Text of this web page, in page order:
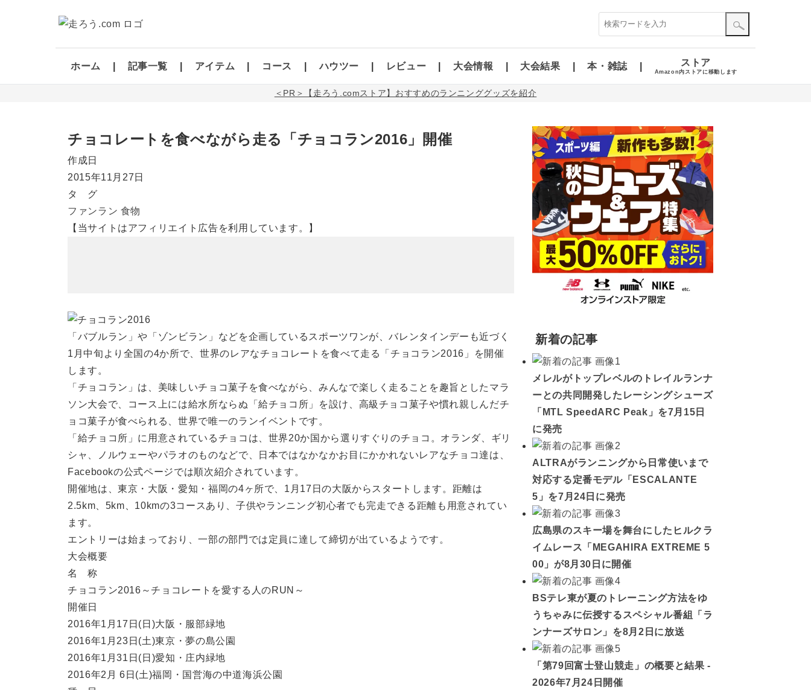
ホーム 記事一覧 アイテム コース ハウツー レビュー 大会情報 大会結果 本・雑誌 ストア
Amazon内ストアに移動します
＜PR＞【走ろう.comストア】おすすめのランニンググッズを紹介
チョコレートを食べながら走る「チョコラン2016」開催
作成日
2015年11月27日
タ グ
ファンラン 食物
【当サイトはアフィリエイト広告を利用しています。】
「バブルラン」や「ゾンビラン」などを企画しているスポーツワンが、バレンタインデーも近づく
1月中旬より全国の4か所で、世界のレアなチョコレートを食べて走る「チョコラン2016」を開催
します。
「チョコラン」は、美味しいチョコ菓子を食べながら、みんなで楽しく走ることを趣旨としたマラ
ソン大会で、コース上には給水所ならぬ「給チョコ所」を設け、高級チョコ菓子や慣れ親しんだチ
ョコ菓子が食べられる、世界で唯一のランイベントです。
「給チョコ所」に用意されているチョコは、世界20か国から選りすぐりのチョコ。オランダ、ギリ
シャ、ノルウェーやパラオのものなどで、日本ではなかなかお目にかかれないレアなチョコ達は、
Facebookの公式ページでは順次紹介されています。
開催地は、東京・大阪・愛知・福岡の4ヶ所で、1月17日の大阪からスタートします。距離は
2.5km、5km、10kmの3コースあり、子供やランニング初心者でも完走できる距離も用意されてい
ます。
エントリーは始まっており、一部の部門では定員に達して締切が出ているようです。
大会概要
名 称
チョコラン2016～チョコレートを愛する人のRUN～
開催日
2016年1月17日(日)大阪・服部緑地
2016年1月23日(土)東京・夢の島公園
2016年1月31日(日)愛知・庄内緑地
2016年2月 6日(土)福岡・国営海の中道海浜公園
新着の記事
メレルがトップレベルのトレイルランナ
ーとの共同開発したレーシングシューズ
「MTL SpeedARC Peak」を7月15日
に発売
ALTRAがランニングから日常使いまで
対応する定番モデル「ESCALANTE
5」を7月24日に発売
広島県のスキー場を舞台にしたヒルクラ
イムレース「MEGAHIRA EXTREME 5
00」が8月30日に開催
BSテレ東が夏のトレーニング方法をゆ
うちゃみに伝授するスペシャル番組「ラ
ンナーズサロン」を8月2日に放送
「第79回富士登山競走」の概要と結果 -
2026年7月24日開催